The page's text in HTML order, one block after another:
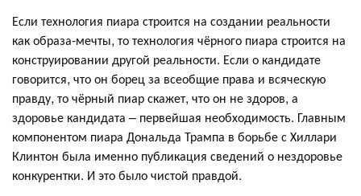
Если технология пиара строится на создании реальности
как образа-мечты, то технология чёрного пиара строится на
конструировании другой реальности. Если о кандидате
говорится, что он борец за всеобщие права и всяческую
правду, то чёрный пиар скажет, что он не здоров, а
здоровье кандидата – первейшая необходимость. Главным
компонентом пиара Дональда Трампа в борьбе с Хиллари
Клинтон была именно публикация сведений о нездоровье
конкурентки. И это было чистой правдой.